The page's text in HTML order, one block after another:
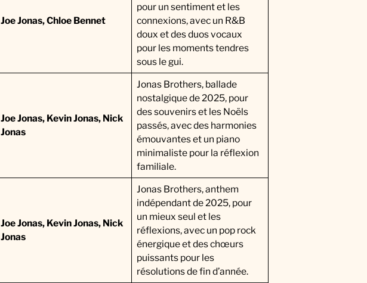
Joe Jonas, Chloe Bennet
pour un sentiment et les
connexions, avec un R&B
doux et des duos vocaux
pour les moments tendres
sous le gui.
Joe Jonas, Kevin Jonas, Nick
Jonas
Jonas Brothers, ballade
nostalgique de 2025, pour
des souvenirs et les Noëls
passés, avec des harmonies
émouvantes et un piano
minimaliste pour la réflexion
familiale.
Joe Jonas, Kevin Jonas, Nick
Jonas
Jonas Brothers, anthem
indépendant de 2025, pour
un mieux seul et les
réflexions, avec un pop rock
énergique et des chœurs
puissants pour les
résolutions de fin d’année.